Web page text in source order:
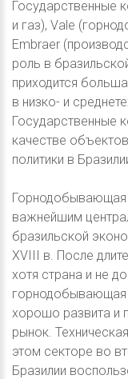
Государственные
и газ), Vale
Embraer
роль в
приходится
в низко- и
Государственные
качестве
политики в
Горнодобывающая
важнейшим
бразильской
XVIII в. После
хотя страна и не
горнодобывающая
хорошо развита и
рынок.
этом секторе во
Бразилии